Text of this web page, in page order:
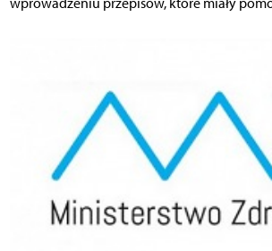
wprowadzeniu przepisów, które miały